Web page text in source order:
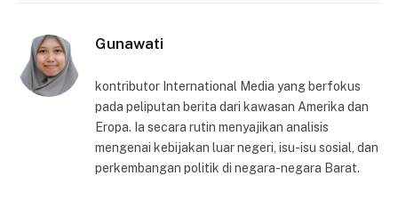
Gunawati
kontributor International Media yang berfokus
pada peliputan berita dari kawasan Amerika dan
Eropa. Ia secara rutin menyajikan analisis
mengenai kebijakan luar negeri, isu-isu sosial, dan
perkembangan politik di negara-negara Barat.